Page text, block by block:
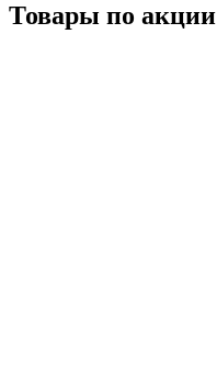
Товары по акции